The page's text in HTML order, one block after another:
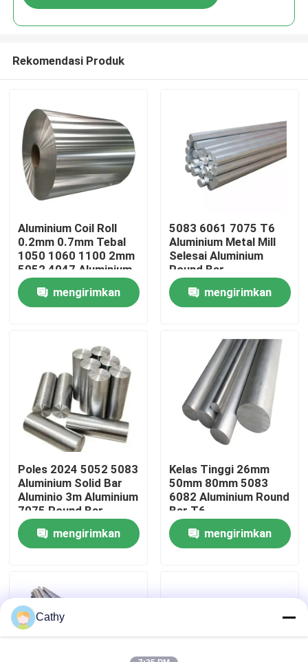
Rumah
Produk
Tentang Kami
Tur Pabrik
Kontrol Kualitas
Hubungi Kami
Berita
Minta Kutipan
Lembaran Baja Tahan Karat
Rekomendasi Produk
Aluminium Coil Roll
0.2mm 0.7mm Tebal
1050 1060 1100 2mm
5052 4047 Aluminium
Roll Coil
mengirimkan
5083 6061 7075 T6
Aluminium Metal Mill
Selesai Aluminium
Round Bar
mengirimkan
Poles 2024 5052 5083
Aluminium Solid Bar
Aluminio 3m Aluminium
7075 Round Bar
mengirimkan
Kelas Tinggi 26mm
50mm 80mm 5083
6082 Aluminium Round
Bar T6
mengirimkan
Cathy